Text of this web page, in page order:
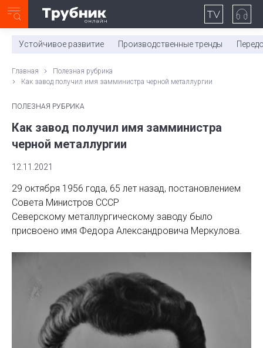
0:00/ 11:03
Устойчивое развитие Производственные тренды
Главная
Полезная рубрика
Как завод получил имя замминистра черной металлургии
ПОЛЕЗНАЯ РУБРИКА
Как завод получил имя замминистра
черной металлургии
12.11.2021
29 октября 1956 года, 65 лет назад, постановлением
Совета Министров СССР
Северскому металлургическому заводу было
присвоено имя Федора Александровича Меркулова.